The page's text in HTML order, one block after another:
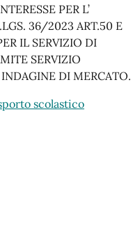
PER L’
36/2023 ART.50 E
IL SERVIZIO DI
SERVIZIO
DI MERCATO.
scolastico